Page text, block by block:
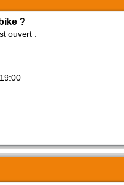
?
ouvert :